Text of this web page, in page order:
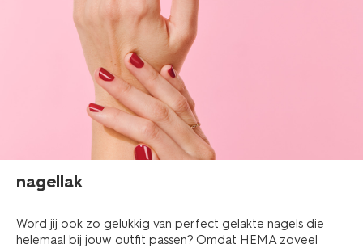
nagellak
Word jij ook zo gelukkig van perfect gelakte nagels die
helemaal bij jouw outfit passen? Omdat HEMA zoveel